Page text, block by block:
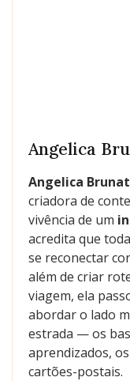
Angelica
Angelica
criadora de
vivência de um
acredita que
se reconectar
além de criar
viagem, ela
abordar o lado
estrada — os
aprendizados,
cartões-postais.